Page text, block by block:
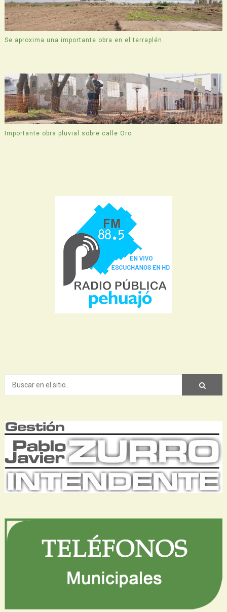
Se aproxima una importante obra en el terraplén
Importante obra pluvial sobre calle Oro